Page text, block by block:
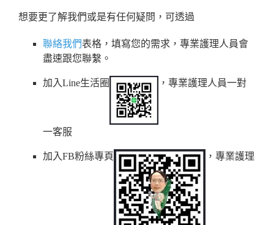
想要更了解我們或是有任何疑問，可透過
聯絡我們表格，填寫您的需求，專業護理人員會
盡速跟您聯繫。
加入Line生活圈 ，專業護理人員一對
一客服
加入FB粉絲專頁 ，專業護理